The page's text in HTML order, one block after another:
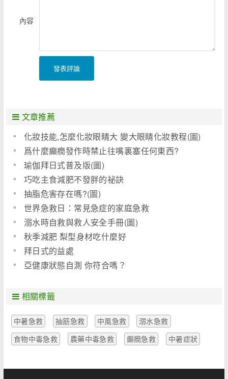
內容
發表評論
文章推薦
化妝技能,怎麼化妝眼睛大 變大眼睛化妝教程(圖)
爲什麼癲癇發作時禁止往嘴裏塞任何東西?
瑜伽拜日式普及版(圖)
巧吃主食減肥不發胖的祕訣
抽脂危害存在嗎?(圖)
世界急救日：常見急症的家庭急救
溺水時自救與救人安全手冊(圖)
秋季減肥 梨型身材吃什麼好
拜日式的益處
亞健康狀態自測 你符合嗎？
相關標籤
中暑急救 抽筋急救 中風急救
溺水急救
食物中毒急救
農藥中毒急救 癲癇急救 中暑症狀